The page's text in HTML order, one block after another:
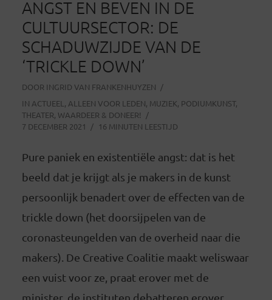
ANGST EN BEVEN IN DE
CULTUURSECTOR: DE
SCHADUWZIJDE VAN DE
‘TRICKLE DOWN’
DOOR INGRID VAN FRANKENHUYZEN
IN ACTUEEL , ALLEEN VOOR LEDEN, MUZIEK, PODIUMKUNST,
THEATER, WAARDEER & DONEER!
7 DECEMBER 2021
16 MINUTEN LEESTIJD
Pure paniek en existentiële angst: dat is het
beeld dat je krijgt als je makers in de kunst
persoonlijk benadert over de effecten van de
trickle down (het doorsijpelen van de
coronasteungelden van de overheid naar die
makers). De Creative Coalitie maakt weliswaar
een vuist voor ze, praat erover met de